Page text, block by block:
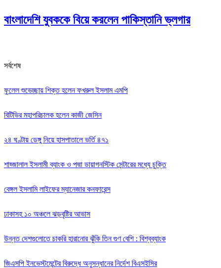
বাংলাদেশি যুবককে বিয়ে করলেন পাকিস্তানি ভ্লগার
সর্বশেষ
ফুলেল শুভেচ্ছায় শিক্ত হলেন ফখরুল ইসলাম এমপি
বিটিভির মহাপরিচালক হলেন কাজী জেসিন
২৪ ঘণ্টায় ডেঙ্গু নিয়ে হাসপাতালে ভর্তি ৪৭১
শাহ্জালাল ইসলামী ব্যাংক ও পদ্মা ডায়াগনস্টিক সেন্টারের মধ্যে চুক্তি
বেঙ্গল ইসলামি লাইফের ম্যানেজার কনফারেন্স
ঢাকাসহ ১০ অঞ্চলে ঝড়বৃষ্টির আভাস
উন্নত দেশগুলোতে চাকরি হারানোর ঝুঁকি তিন গুণ বেশি : বিশ্বব্যাংক
জিএসপি ইনভেস্টমেন্টের বিরুদ্ধে অনুসন্ধানের নির্দেশ বিএসইসির